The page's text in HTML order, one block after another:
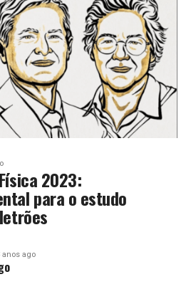
2023:
para o estudo
anos ago